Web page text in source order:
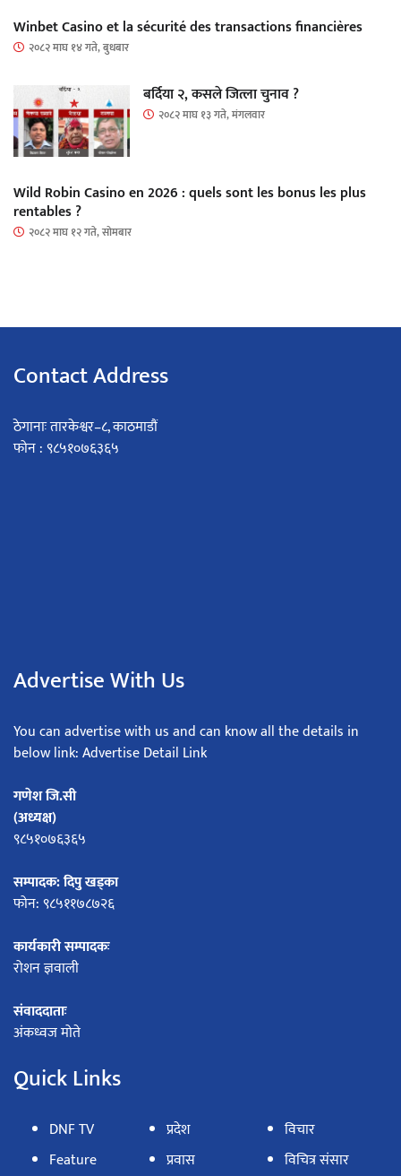
Winbet Casino et la sécurité des transactions financières
२०८२ माघ १४ गते, बुधबार
बर्दिया २, कसले जित्ला चुनाव ?
२०८२ माघ १३ गते, मंगलवार
Wild Robin Casino en 2026 : quels sont les bonus les plus
rentables ?
२०८२ माघ १२ गते, सोमबार
Contact Address
ठेगानाः तारकेश्वर–८, काठमाडौं
फोन : ९८५१०७६३६५
Advertise With Us
You can advertise with us and can know all the details in
below link: Advertise Detail Link
गणेश जि.सी
(अध्यक्ष)
९८५१०७६३६५
सम्पादक: दिपु खड्का
फोन: ९८५११७८७२६
कार्यकारी सम्पादकः
रोशन ज्ञवाली
संवाददाताः
अंकध्वज मोते
Quick Links
DNF TV
Feature
प्रदेश
प्रवास
विचार
विचित्र संसार